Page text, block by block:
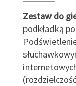
Zestaw do
podkładką